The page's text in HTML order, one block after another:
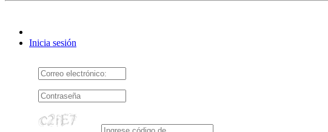
Inicia sesión